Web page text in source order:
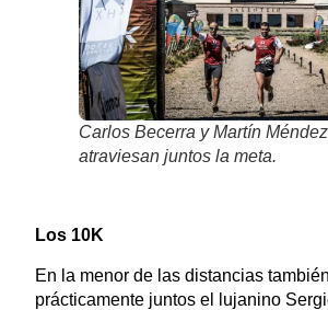
Carlos Becerra y Martín Méndez
atraviesan juntos la meta.
Los 10K
En la menor de las distancias
prácticamente juntos el lujanino